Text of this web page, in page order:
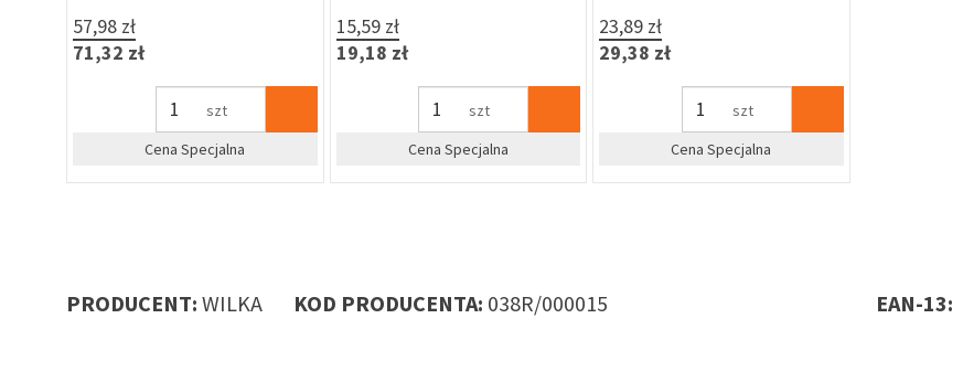
57,98 zł
71,32 zł
szt
Cena Specjalna
15,59 zł
19,18 zł
szt
Cena Specjalna
23,89 zł
29,38 zł
szt
Cena Specjalna
PRODUCENT: WILKA KOD PRODUCENTA: 038R/000015 EAN-13: